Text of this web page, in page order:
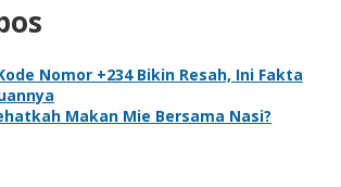
Nomor +234 Bikin Resah, Ini Fakta
Makan Mie Bersama Nasi?